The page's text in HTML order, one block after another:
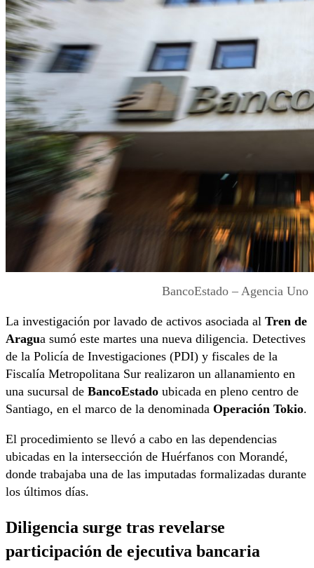
BancoEstado – Agencia Uno
La investigación por lavado de activos asociada al Tren de
Aragua sumó este martes una nueva diligencia. Detectives
de la Policía de Investigaciones (PDI) y fiscales de la
Fiscalía Metropolitana Sur realizaron un allanamiento en
una sucursal de BancoEstado ubicada en pleno centro de
Santiago, en el marco de la denominada Operación Tokio.
El procedimiento se llevó a cabo en las dependencias
ubicadas en la intersección de Huérfanos con Morandé,
donde trabajaba una de las imputadas formalizadas durante
los últimos días.
Diligencia surge tras revelarse
participación de ejecutiva bancaria